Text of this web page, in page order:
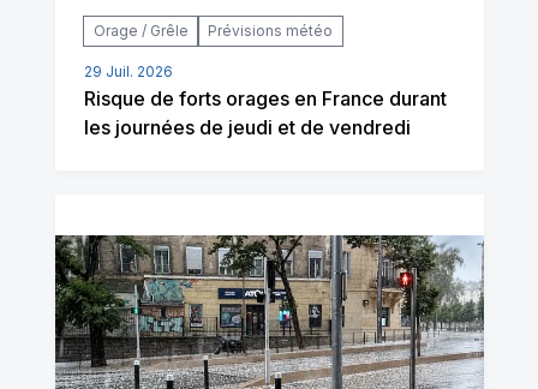
Orage / Grêle Prévisions météo
29 Juil. 2026
Risque de forts orages en France durant
les journées de jeudi et de vendredi